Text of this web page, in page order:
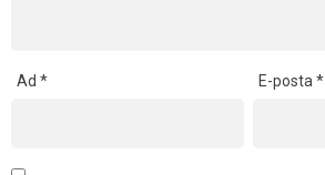
Ad * E-posta*